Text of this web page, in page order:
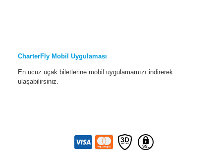
CharterFly Mobil Uygulaması
En ucuz uçak biletlerine mobil uygulamamızı indirerek
ulaşabilirsiniz.